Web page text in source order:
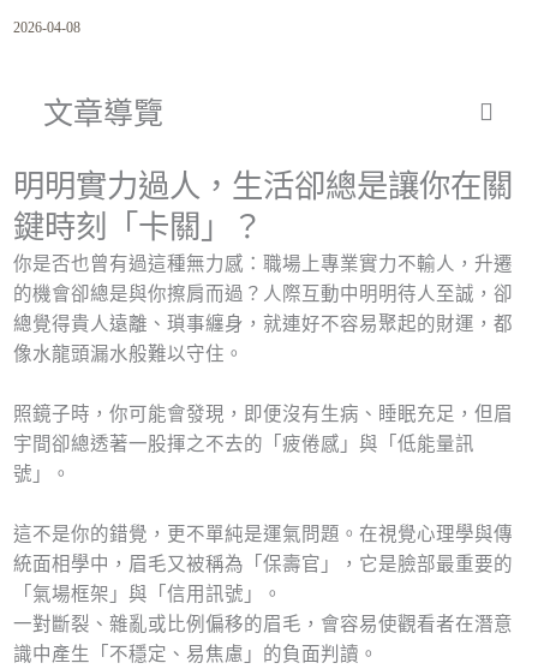
2026-04-08
文章導覽
明明實力過人，生活卻總是讓你在關
鍵時刻「卡關」？
你是否也曾有過這種無力感：職場上專業實力不輸人，升遷
的機會卻總是與你擦肩而過？人際互動中明明待人至誠，卻
總覺得貴人遠離、瑣事纏身，就連好不容易聚起的財運，都
像水龍頭漏水般難以守住。
照鏡子時，你可能會發現，即便沒有生病、睡眠充足，但眉
宇間卻總透著一股揮之不去的「疲倦感」與「低能量訊
號」。
這不是你的錯覺，更不單純是運氣問題。在視覺心理學與傳
統面相學中，眉毛又被稱為「保壽官」，它是臉部最重要的
「氣場框架」與「信用訊號」。
一對斷裂、雜亂或比例偏移的眉毛，會容易使觀看者在潛意
識中產生「不穩定、易焦慮」的負面判讀。